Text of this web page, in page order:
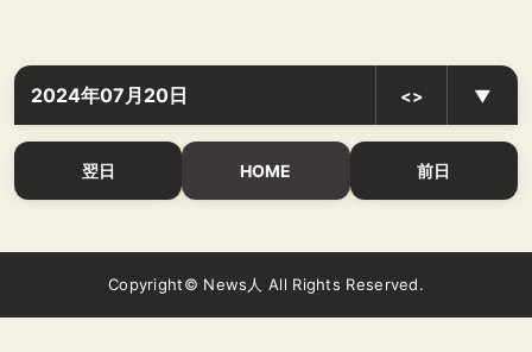
2024年07月20日 <> ▼
翌日 HOME 前日
Copyright© News人 All Rights Reserved.